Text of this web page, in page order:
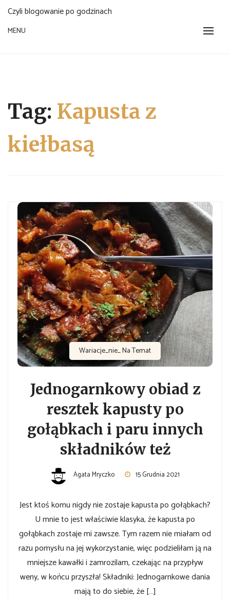
Czyli blogowanie po godzinach
MENU
Tag: Kapusta z
kiełbasą
Wariacje_nie_ Na Temat
Jednogarnkowy obiad z
resztek kapusty po
gołąbkach i paru innych
składników też
Agata Mryczko 15 Grudnia 2021
Jest ktoś komu nigdy nie zostaje kapusta po gołąbkach?
U mnie to jest właściwie klasyka, że kapusta po
gołąbkach zostaje mi zawsze. Tym razem nie miałam od
razu pomysłu na jej wykorzystanie, więc podzieliłam ją na
mniejsze kawałki i zamrozilam, czekając na przypływ
weny, w końcu przyszła! Składniki: Jednogarnkowe dania
mają to do siebie, że […]